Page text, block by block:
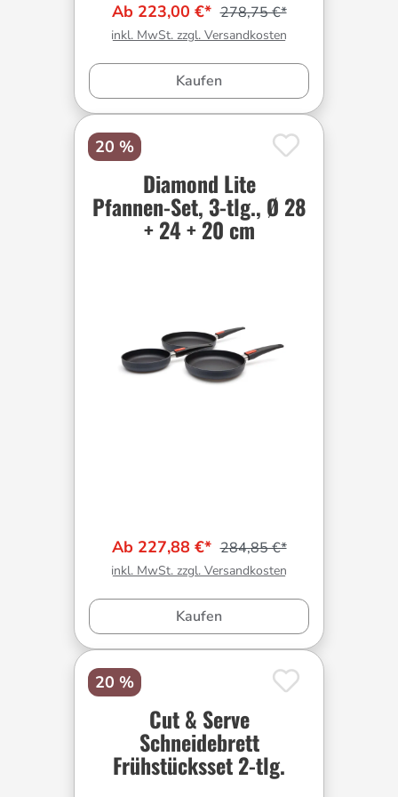
Ab 223,00 €* 278,75 €*
inkl. MwSt. zzgl. Versandkosten
Kaufen
20 %
Diamond Lite
Pfannen-Set, 3-tlg., Ø 28
+ 24 + 20 cm
Ab 227,88 €* 284,85 €*
inkl. MwSt. zzgl. Versandkosten
Kaufen
20 %
Cut & Serve
Schneidebrett
Frühstücksset 2-tlg.